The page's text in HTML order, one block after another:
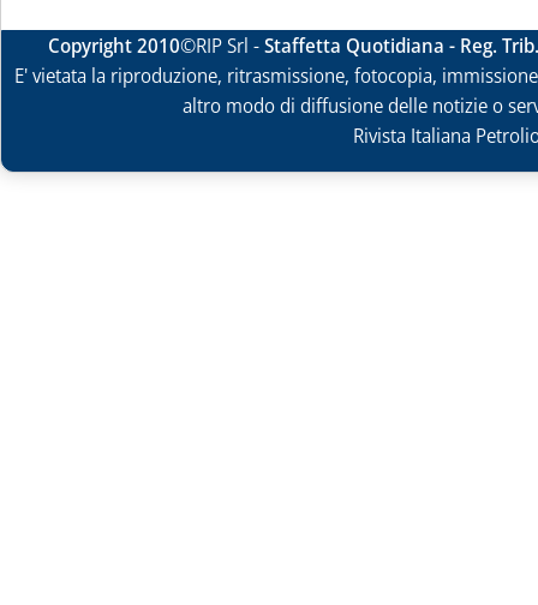
Copyright 2010©RIP Srl -Staffetta Quotidiana - Reg.
E' vietata la riproduzione, ritrasmissione, fotocopia,
altro modo di diffusione delle notizie o
Rivista Italiana